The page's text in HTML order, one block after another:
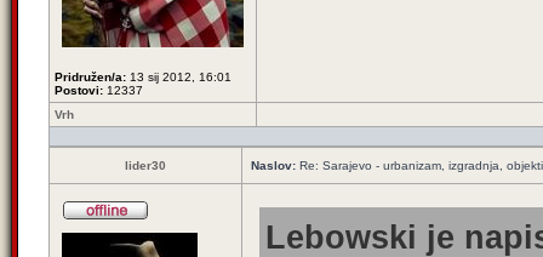
Pridružen/a: 13 sij 2012, 16:01
Postovi: 12337
Vrh
lider30 Naslov: Re: Sarajevo - urbanizam, izgradnja,
Lebowski je